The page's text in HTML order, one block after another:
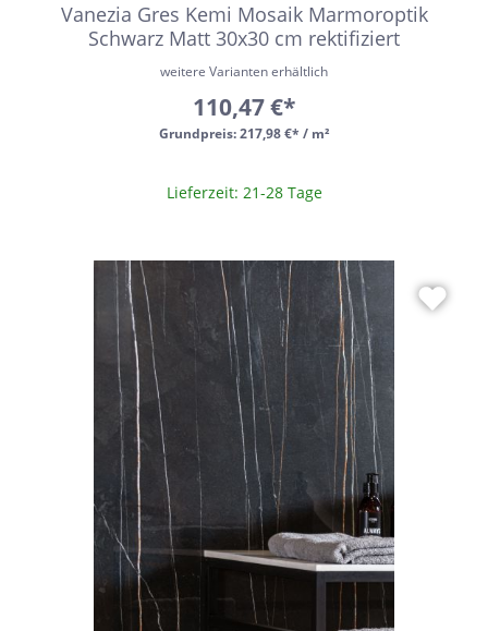
Vanezia Gres Kemi Mosaik Marmoroptik
Schwarz Matt 30x30 cm rektifiziert
Grundpreis:217,98 €* / m²
weitere Varianten erhältlich
110,47 €*
Lieferzeit: 21-28 Tage